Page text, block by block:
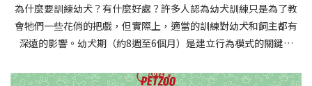
為什麼要訓練幼犬？有什麼好處？許多人認為幼犬訓練只是為了教
會牠們一些花俏的把戲，但實際上，適當的訓練對幼犬和飼主都有
深遠的影響。幼犬期（約8週至6個月）是建立行為模式的關鍵時
的行為問題，並建立人犬間的健康關係。 建立安全健康的生活環境